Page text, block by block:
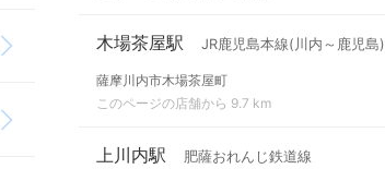
木場茶屋駅 JR鹿児島本線(川内～鹿児島)
薩摩川内市木場茶屋町
このページの店舗から 9.7 km
上川内駅 肥薩おれんじ鉄道線